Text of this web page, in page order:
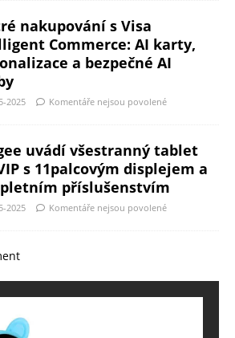
nakupování s Visa
Commerce: AI karty,
a bezpečné AI
2025 Komentáře nejsou povolené
uvádí všestranný tablet
s 11palcovým displejem a
příslušenstvím
2025 Komentáře nejsou povolené